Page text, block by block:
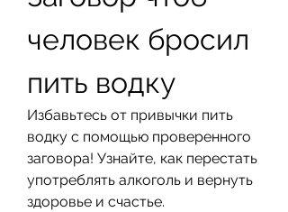
человек бросил
пить водку
Избавьтесь от привычки пить
водку с помощью проверенного
заговора! Узнайте, как перестать
употреблять алкоголь и вернуть
здоровье и счастье.